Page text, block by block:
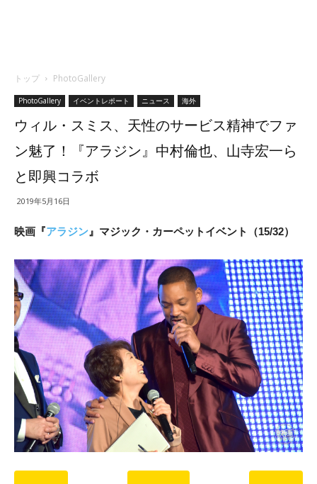
トップ PhotoGallery
PhotoGallery イベントレポート ニュース 海外
ウィル・スミス、天性のサービス精神でファ
ン魅了！『アラジン』中村倫也、山寺宏一ら
と即興コラボ
2019年5月16日
映画『アラジン 』マジック・カーペットイベント（15/32）